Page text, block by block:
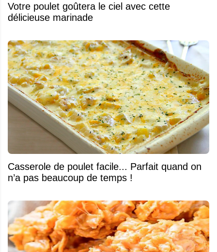
Votre poulet goûtera le ciel avec cette
délicieuse marinade
Casserole de poulet facile... Parfait quand on
n’a pas beaucoup de temps !